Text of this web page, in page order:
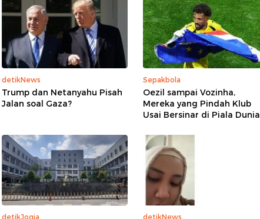
detikNews
Trump dan Netanyahu Pisah
Jalan soal Gaza?
Sepakbola
Oezil sampai Vozinha,
Mereka yang Pindah Klub
Usai Bersinar di Piala Dunia
detikJogja detikNews